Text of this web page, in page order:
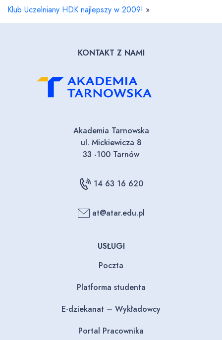
Klub Uczelniany HDK najlepszy w 2009! »
KONTAKT Z NAMI
Akademia Tarnowska
ul. Mickiewicza 8
33 -100 Tarnów
14 63 16 620
at@atar.edu.pl
USŁUGI
Poczta
Platforma studenta
E-dziekanat – Wykładowcy
Portal Pracownika